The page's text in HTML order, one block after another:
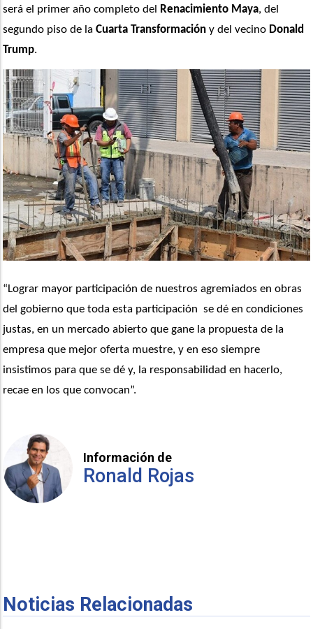
será el primer año completo del Renacimiento Maya, del
segundo piso de la Cuarta Transformación y del vecino Donald
Trump.
“Lograr mayor participación de nuestros agremiados en obras
del gobierno que toda esta participación  se dé en condiciones
justas, en un mercado abierto que gane la propuesta de la
empresa que mejor oferta muestre, y en eso siempre
insistimos para que se dé y, la responsabilidad en hacerlo,
recae en los que convocan”.
Información de
Ronald Rojas
Noticias Relacionadas